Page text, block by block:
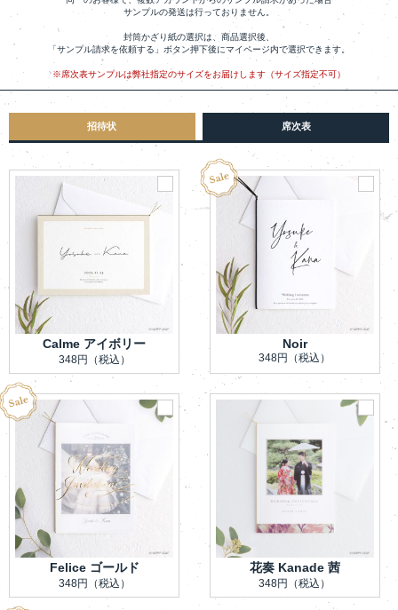
サンプルの発送は行っておりません。
封筒かざり紙の選択は、商品選択後、
「サンプル請求を依頼する」ボタン押下後にマイページ内で選択できます。
※席次表サンプルは弊社指定のサイズをお届けします（サイズ指定不可）
招待状 席次表
Calme アイボリー
348円 （税込）
Noir
348円 （税込）
Felice ゴールド
348円 （税込）
花奏 Kanade 茜
348円 （税込）